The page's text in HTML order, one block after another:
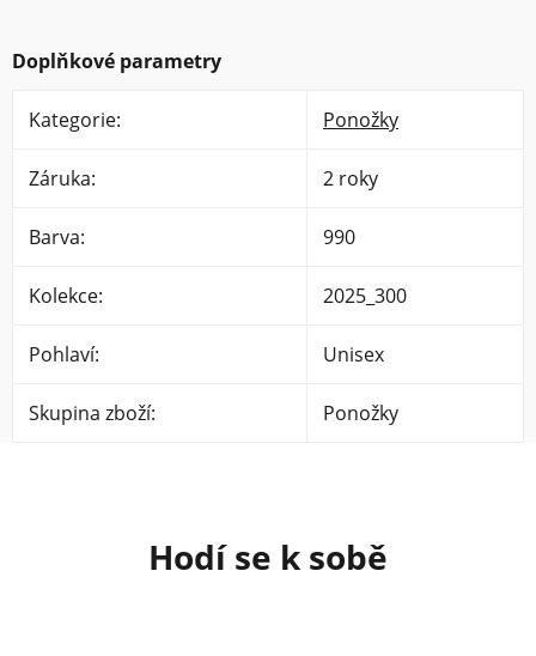
Doplňkové parametry
Kategorie: Ponožky
Záruka: 2 roky
Barva: 990
Kolekce: 2025_300
Pohlaví: Unisex
Skupina zboží: Ponožky